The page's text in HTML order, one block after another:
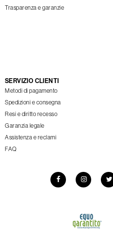
Trasparenza e garanzie
SERVIZIO CLIENTI
Metodi di pagamento
Spedizioni e consegna
Resi e diritto recesso
Garanzia legale
Assistenza e reclami
FAQ